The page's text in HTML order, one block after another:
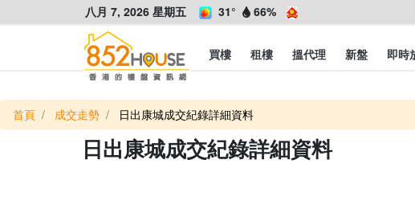
八月 7, 2026 星期五 31° 66%
買樓 租樓 搵代理 新盤 即時
首頁 成交走勢 日出康城成交紀錄詳細資料
日出康城成交紀錄詳細資料